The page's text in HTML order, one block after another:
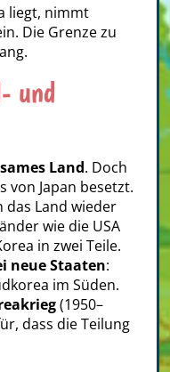
liegt, nimmt
Die Grenze zu
und
Land. Doch
von Japan besetzt.
das Land wieder
wie die USA
in zwei Teile.
neue Staaten:
im Süden.
(1950–
dass die Teilung